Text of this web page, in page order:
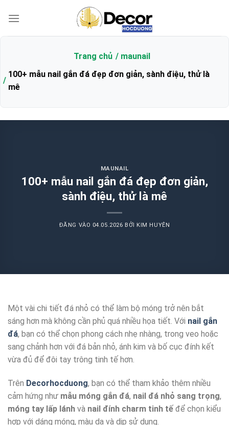
qua
Trang chủ
maunail
100+ mẫu nail gắn đá đẹp đơn giản, sành điệu, thử là
mê
MAUNAIL
100+ mẫu nail gắn đá đẹp đơn giản,
sành điệu, thử là mê
ĐĂNG VÀO 04.05.2026 BỞI KIM HUYÊN
Một vài chi tiết đá nhỏ có thể làm bộ móng trở nên bắt
sáng hơn mà không cần phủ quá nhiều họa tiết. Với nail gắn
đá, bạn có thể chọn phong cách nhẹ nhàng, trong veo hoặc
sang chảnh hơn với đá bản nhỏ, ánh kim và bố cục đính kết
vừa đủ để đôi tay trông tinh tế hơn.
Trên Decorhocduong, bạn có thể tham khảo thêm nhiều
cảm hứng như mẫu móng gắn đá, nail đá nhỏ sang trọng,
móng tay lấp lánh và nail đính charm tinh tế để chọn kiểu
hợp với dáng móng, màu da và dịp sử dụng.